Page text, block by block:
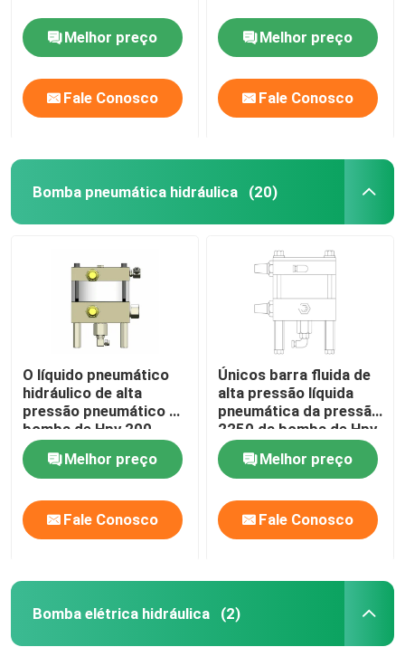
Para casa
Produtos
Vídeos
Melhor preço
Fale Conosco
Melhor preço
Fale Conosco
Bomba pneumática hidráulica (20)
O líquido pneumático
hidráulico de alta
pressão pneumático da
bomba de Hpv 200
bombeia a barra 1974
Melhor preço
Fale Conosco
Únicos barra fluida de
alta pressão líquida
pneumática da pressão
2250 da bomba de Hpv
150
Melhor preço
Fale Conosco
Bomba elétrica hidráulica (2)